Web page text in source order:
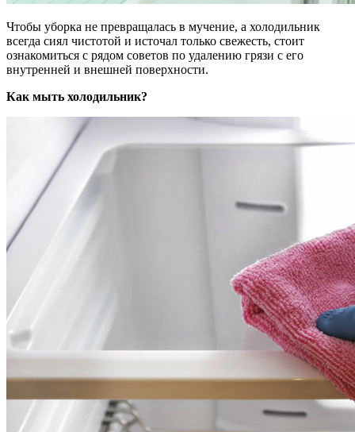
Чтобы уборка не превращалась в мучение, а холодильник
всегда сиял чистотой и источал только свежесть, стоит
ознакомиться с рядом советов по удалению грязи с его
внутренней и внешней поверхности.
Как мыть холодильник?